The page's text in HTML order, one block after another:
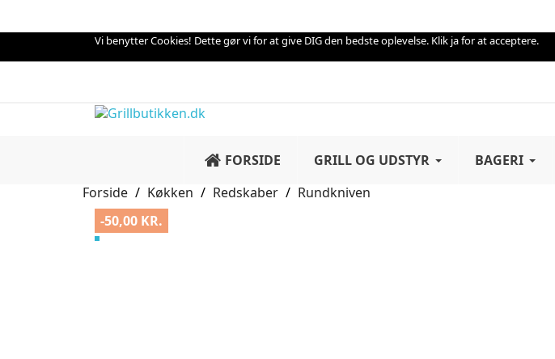
Vi benytter Cookies! Dette gør vi for at give DIG den bedste oplevelse. Klik ja for at acceptere.
FORSIDE GRILL OG UDSTYR BAGERI
Forside Køkken Redskaber
Rundkniven
-50,00 KR.